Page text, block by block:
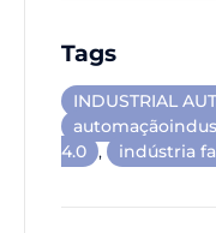
Tags
INDUSTRIAL
4.0 , indústria